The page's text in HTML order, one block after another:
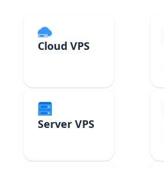
Cloud VPS
Server VPS